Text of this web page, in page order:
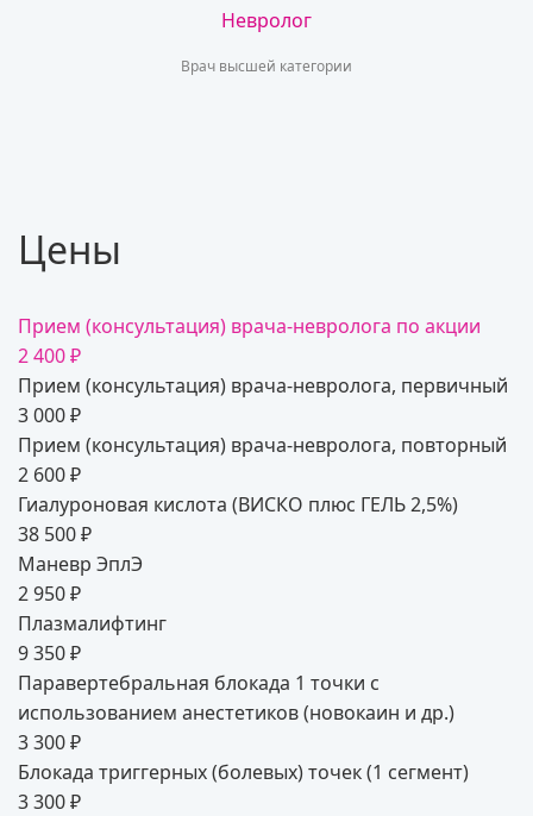
Невролог
Врач высшей категории
Цены
Прием (консультация) врача-невролога по акции
2 400 ₽
Прием (консультация) врача-невролога, первичный
3 000 ₽
Прием (консультация) врача-невролога, повторный
2 600 ₽
Гиалуроновая кислота (ВИСКО плюс ГЕЛЬ 2,5%)
38 500 ₽
Маневр ЭплЭ
2 950 ₽
Плазмалифтинг
9 350 ₽
Паравертебральная блокада 1 точки с
использованием анестетиков (новокаин и др.)
3 300 ₽
Блокада триггерных (болевых) точек (1 сегмент)
3 300 ₽